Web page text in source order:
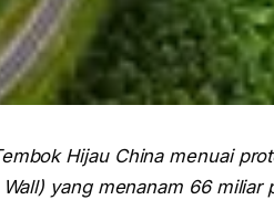
Hijau China menuai
yang menanam 66